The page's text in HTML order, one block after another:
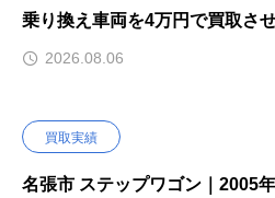
乗り換え車両を4万円で買取さ
2026.08.06
買取実績
名張市 ステップワゴン｜2005年式 バッテリー上がりの